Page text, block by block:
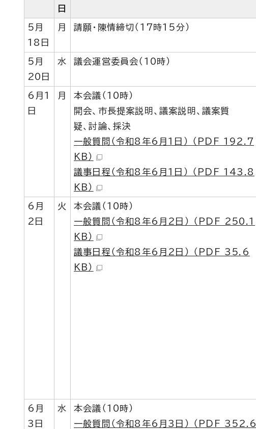
日
5月
18日
月 請願・陳情締切（17時15分）
5月
20日
水 議会運営委員会（10時）
6月1
日
月
本会議（10時）
開会、市長提案説明、議案説明、議案質
疑、討論、採決
一般質問（令和8年6月1日） （PDF 192.7
KB）
議事日程（令和8年6月1日） （PDF 143.8
KB）
6月
2日
火
本会議（10時）
一般質問（令和8年6月2日） （PDF 250.1
KB）
議事日程（令和8年6月2日） （PDF 35.6
KB）
6月
3日
水
本会議（10時）
一般質問（令和8年6月3日） （PDF 352.6